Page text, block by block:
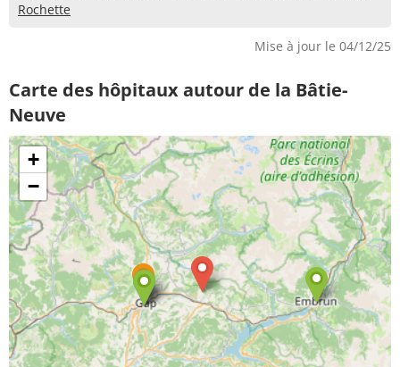
Rochette
Mise à jour le 04/12/25
Carte des hôpitaux autour de la Bâtie-
Neuve
+
−